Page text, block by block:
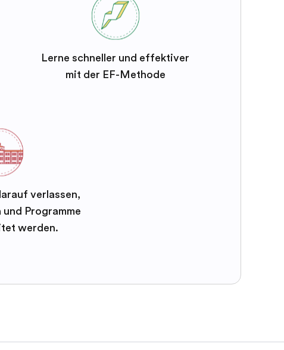
Lerne schneller und effektiver
mit der EF-Methode
verlassen,
und Programme
werden.